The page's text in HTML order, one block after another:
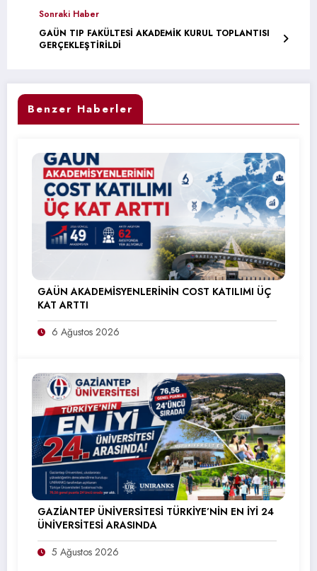
Sonraki Haber
GAÜN TIP FAKÜLTESİ AKADEMİK KURUL TOPLANTISI
GERÇEKLEŞTİRİLDİ
Benzer Haberler
GAÜN AKADEMİSYENLERİNİN COST KATILIMI ÜÇ
KAT ARTTI
6 Ağustos 2026
GAZİANTEP ÜNİVERSİTESİ TÜRKİYE’NİN EN İYİ 24
ÜNİVERSİTESİ ARASINDA
5 Ağustos 2026